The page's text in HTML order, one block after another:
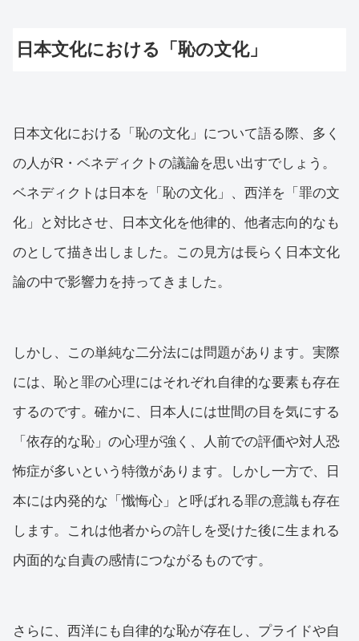
日本文化における「恥の文化」
日本文化における「恥の文化」について語る際、多く
の人がR・ベネディクトの議論を思い出すでしょう。
ベネディクトは日本を「恥の文化」、西洋を「罪の文
化」と対比させ、日本文化を他律的、他者志向的なも
のとして描き出しました。この見方は長らく日本文化
論の中で影響力を持ってきました。
しかし、この単純な二分法には問題があります。実際
には、恥と罪の心理にはそれぞれ自律的な要素も存在
するのです。確かに、日本人には世間の目を気にする
「依存的な恥」の心理が強く、人前での評価や対人恐
怖症が多いという特徴があります。しかし一方で、日
本には内発的な「懺悔心」と呼ばれる罪の意識も存在
します。これは他者からの許しを受けた後に生まれる
内面的な自責の感情につながるものです。
さらに、西洋にも自律的な恥が存在し、プライドや自